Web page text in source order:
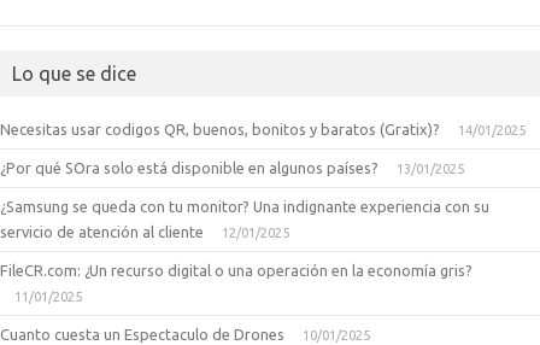
Lo que se dice
Necesitas usar codigos QR, buenos, bonitos y baratos (Gratix)? 14/01/2025
¿Por qué SOra solo está disponible en algunos países? 13/01/2025
¿Samsung se queda con tu monitor? Una indignante experiencia con su
servicio de atención al cliente
12/01/2025
FileCR.com: ¿Un recurso digital o una operación en la economía gris?
11/01/2025
Cuanto cuesta un Espectaculo de Drones 10/01/2025